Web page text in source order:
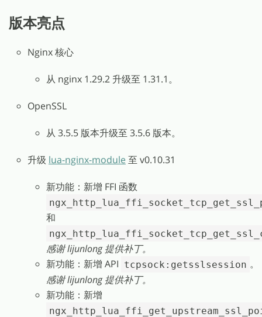
版本亮点
Nginx 核心
从 nginx 1.29.2 升级至 1.31.1。
OpenSSL
从 3.5.5 版本升级至 3.5.6 版本。
升级 lua-nginx-module至 v0.10.31
新功能：新增 FFI 函数
和
感谢 lijunlong 提供补丁。
新功能：新增 API tcpsock:getsslsession 。
感谢 lijunlong 提供补丁。
新功能：新增